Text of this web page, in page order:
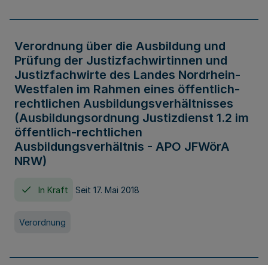
Verordnung über die Ausbildung und
Prüfung der Justizfachwirtinnen und
Justizfachwirte des Landes Nordrhein-
Westfalen im Rahmen eines öffentlich-
rechtlichen Ausbildungsverhältnisses
(Ausbildungsordnung Justizdienst 1.2 im
öffentlich-rechtlichen
Ausbildungsverhältnis - APO JFWörA
NRW)
In Kraft Seit 17. Mai 2018
Verordnung